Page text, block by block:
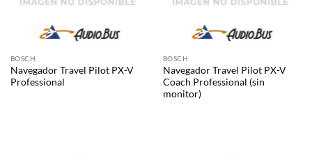
BOSCH
Navegador Travel Pilot PX-V
Professional
BOSCH
Navegador Travel Pilot PX-V
Coach Professional (sin
monitor)